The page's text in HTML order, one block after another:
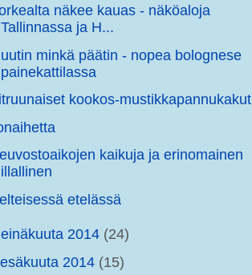
näkee kauas - näköaloja
Tallinnassa ja H...
minkä päätin - nopea bolognese
painekattilassa
kookos-mustikkapannukakut
kaikuja ja erinomainen
illallinen
etelässä
2014 (24)
2014 (15)